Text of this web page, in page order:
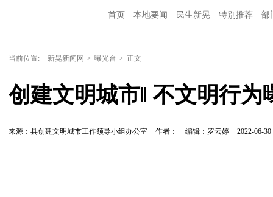
首页 本地要闻 民生新晃 特别推荐 部
当前位置: 新晃新闻网 > 曝光台 > 正文
创建文明城市‖ 不文明行为
来源：县创建文明城市工作领导小组办公室 作者： 编辑：罗云婷 2022-06-30